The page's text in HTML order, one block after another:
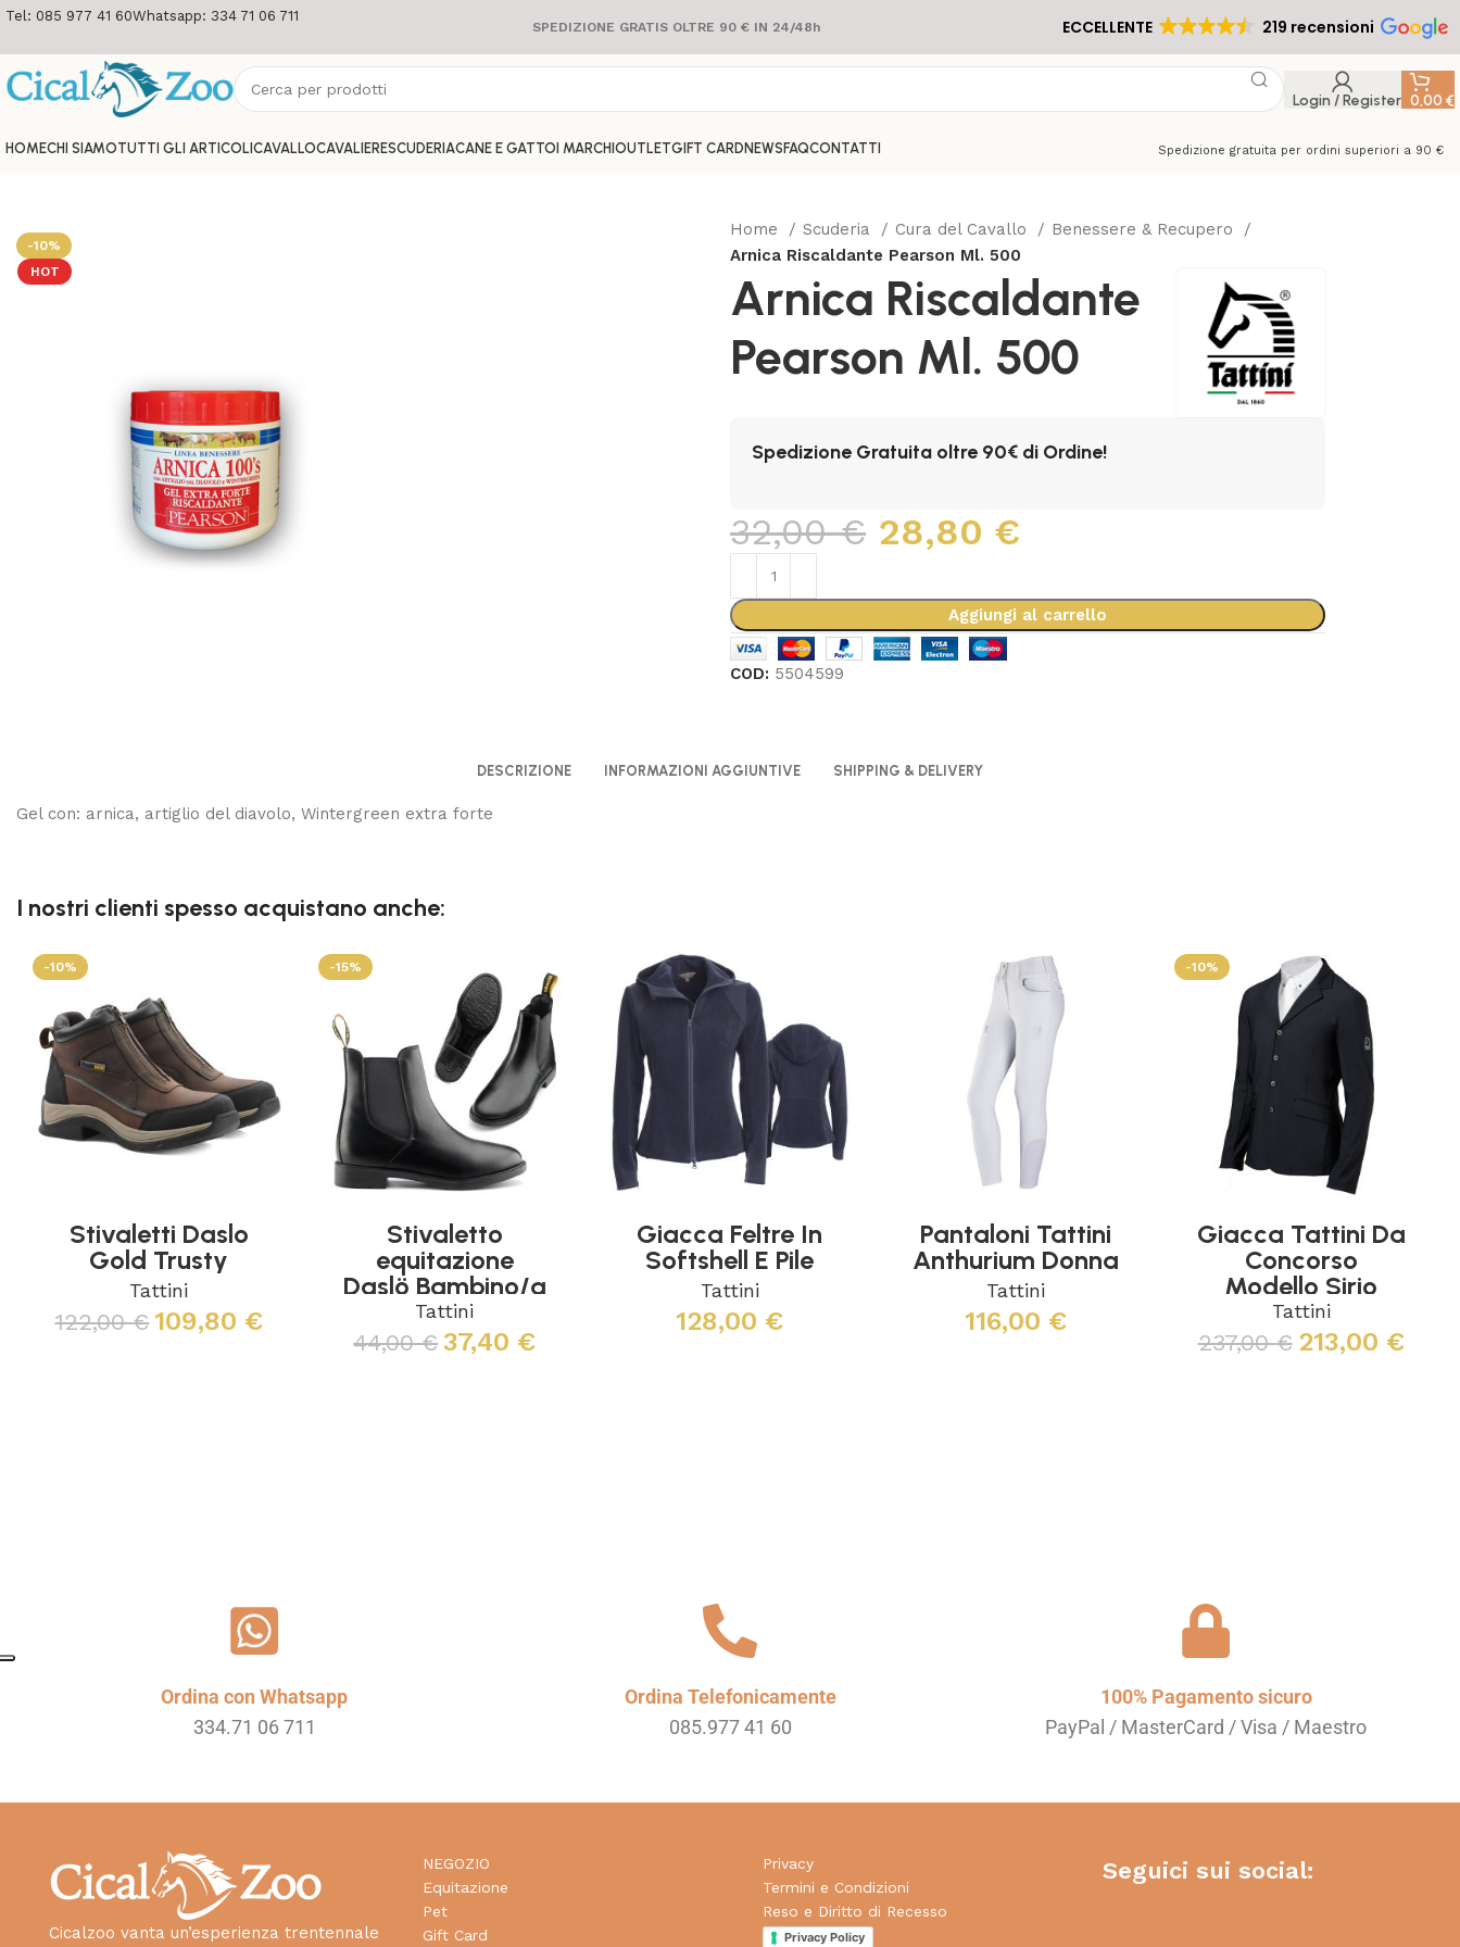
Tel: 085 977 41 60Whatsapp: 334 71 06 711
SPEDIZIONE GRATIS OLTRE 90 € IN 24/48h ECCELLENTE 219 recensioni
Login / Register 0,00 €
HOMECHI SIAMOTUTTI GLI ARTICOLI CAVALLOCAVALIERESCUDERIACANE E GATTO I MARCHI OUTLETGIFT CARD NEWS FAQCONTATTI Spedizione gratuita per ordini superiori a 90 €
-10%
HOT
Home Scuderia Cura del Cavallo
Benessere & Recupero
Arnica Riscaldante Pearson Ml. 500
Arnica Riscaldante
Pearson Ml. 500
Spedizione Gratuita oltre 90€ di Ordine!
32,00€ 28,80 €
Aggiungi al carrello
COD: 5504599
DESCRIZIONE INFORMAZIONI AGGIUNTIVE SHIPPING & DELIVERY
Gel con: arnica, artiglio del diavolo, Wintergreen extra forte
I nostri clienti spesso acquistano anche:
-10%
Stivaletti Daslo
Gold Trusty
Tattini
122,00€ 109,80 €
-15%
Stivaletto
equitazione
Daslö Bambino/a
Pelle Sintetica
Tattini
44,00€ 37,40 €
Giacca Feltre In
Softshell E Pile
Tattini
128,00 €
Pantaloni Tattini
Anthurium Donna
Tattini
116,00 €
-10%
Giacca Tattini Da
Concorso
Modello Sirio
Uomo
Tattini
237,00€ 213,00 €
Ordina con Whatsapp
334.71 06 711
Ordina Telefonicamente
085.977 41 60
100% Pagamento sicuro
PayPal / MasterCard / Visa / Maestro
Cicalzoo vanta un’esperienza trentennale
NEGOZIO
Equitazione
Pet
Gift Card
Privacy
Termini e Condizioni
Reso e Diritto di Recesso
Privacy Policy
Seguici sui social: